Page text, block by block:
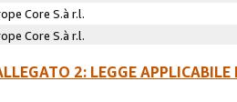
Core S.à r.l.
Core S.à r.l.
2: LEGGE